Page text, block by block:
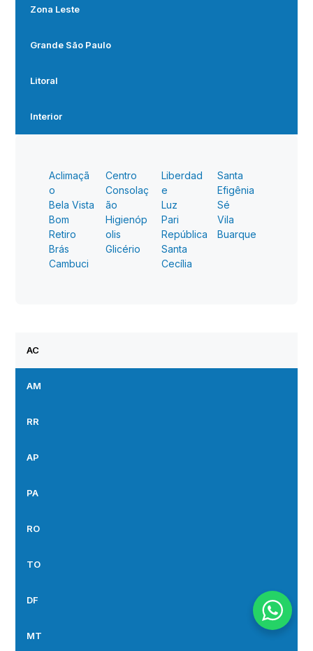
Zona Leste
Grande São Paulo
Litoral
Interior
Aclimaçã
o
Bela Vista
Bom
Retiro
Brás
Cambuci
Centro
Consolaç
ão
Higienóp
olis
Glicério
Liberdad
e
Luz
Pari
República
Santa
Cecília
Santa
Efigênia
Sé
Vila
Buarque
AC
AM
RR
AP
PA
RO
TO
DF
MT